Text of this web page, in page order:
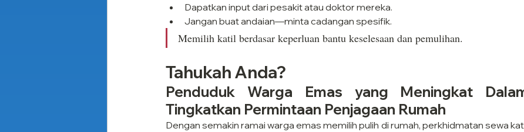
Dapatkan input dari pesakit atau doktor mereka.
Jangan buat andaian—minta cadangan spesifik.
Memilih katil berdasar keperluan bantu keselesaan dan pemulihan.
Tahukah Anda?
Penduduk Warga Emas yang Meningkat
Tingkatkan Permintaan Penjagaan Rumah
Dengan semakin ramai warga emas memilih pulih di rumah, perkhidmatan sewa